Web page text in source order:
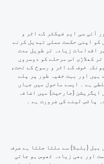
آئی سی ایم فیکٹر کے اثر و
کو اپنی حکمت عملی تبدیل کرنے
اقدامات زیادہ تر طویل مدت
کھلاڑی اس مرحلے کو دوسروں
خوف کے اثر و رسوخ کے تحت،
ہیں اور بہت خفیہ طور پر پلے
ہے ۔ ایسے ماحول میں جہاں
ایگریشن (جارحیت) میں اضافہ
پاٹس لینے کی ضرورت ہے ۔
ببل (بلبلا) سے ملتا جلتا ہے صرف
اور بھی زیادہ ٹھوس ہو جاتی